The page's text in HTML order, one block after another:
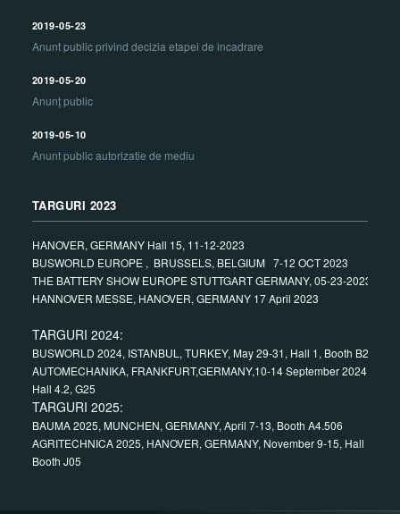
2019-05-23
Anunt public privind decizia etapei de incadrare
2019-05-20
Anunţ public
2019-05-10
Anunt public autorizatie de mediu
TARGURI 2023
HANOVER, GERMANY Hall 15, 11-12-2023
BUSWORLD EUROPE , BRUSSELS, BELGIUM 7-12 OCT 2023
THE BATTERY SHOW EUROPE STUTTGART GERMANY, 05-23-2023
HANNOVER MESSE, HANOVER, GERMANY 17 April 2023
TARGURI 2024:
BUSWORLD 2024, ISTANBUL, TURKEY, May 29-31, Hall 1, Booth B24
AUTOMECHANIKA, FRANKFURT,GERMANY,10-14 September 2024,
Hall 4.2, G25
TARGURI 2025:
BAUMA 2025, MUNCHEN, GERMANY, April 7-13, Booth A4.506
AGRITECHNICA 2025, HANOVER, GERMANY, November 9-15, Hall 15,
Booth J05